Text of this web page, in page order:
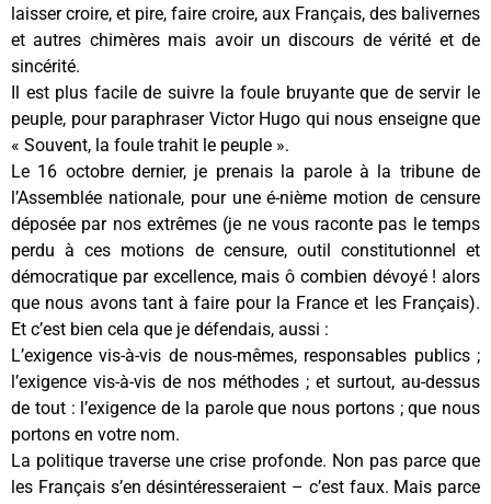
laisser croire, et pire, faire croire, aux Français, des balivernes
et autres chimères mais avoir un discours de vérité et de
sincérité.
Il est plus facile de suivre la foule bruyante que de servir le
peuple, pour paraphraser Victor Hugo qui nous enseigne que
« Souvent, la foule trahit le peuple ».
Le 16 octobre dernier, je prenais la parole à la tribune de
l’Assemblée nationale, pour une é-nième motion de censure
déposée par nos extrêmes (je ne vous raconte pas le temps
perdu à ces motions de censure, outil constitutionnel et
démocratique par excellence, mais ô combien dévoyé ! alors
que nous avons tant à faire pour la France et les Français).
Et c’est bien cela que je défendais, aussi :
L’exigence vis-à-vis de nous-mêmes, responsables publics ;
l’exigence vis-à-vis de nos méthodes ; et surtout, au-dessus
de tout : l’exigence de la parole que nous portons ; que nous
portons en votre nom.
La politique traverse une crise profonde. Non pas parce que
les Français s’en désintéresseraient – c’est faux. Mais parce